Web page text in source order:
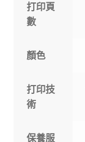
打印頁
數
顏色
打印技
術
保養服